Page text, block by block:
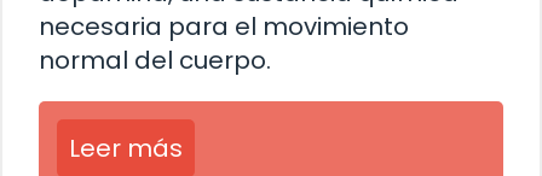
necesaria para el movimiento
normal del cuerpo.
Leer más